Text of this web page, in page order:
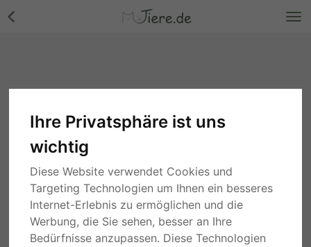
Ihre Privatsphäre ist uns
wichtig
Diese Website verwendet Cookies und
Targeting Technologien um Ihnen ein besseres
Internet-Erlebnis zu ermöglichen und die
Werbung, die Sie sehen, besser an Ihre
Bedürfnisse anzupassen. Diese Technologien